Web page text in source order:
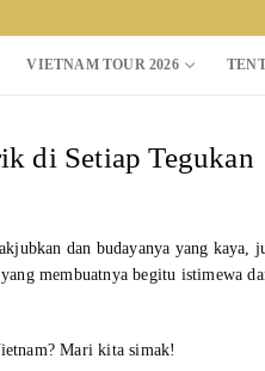
VIETNAM TOUR 2026
di Setiap Tegukan
dan budayanya yang kaya,
membuatnya begitu istimewa
Mari kita simak!